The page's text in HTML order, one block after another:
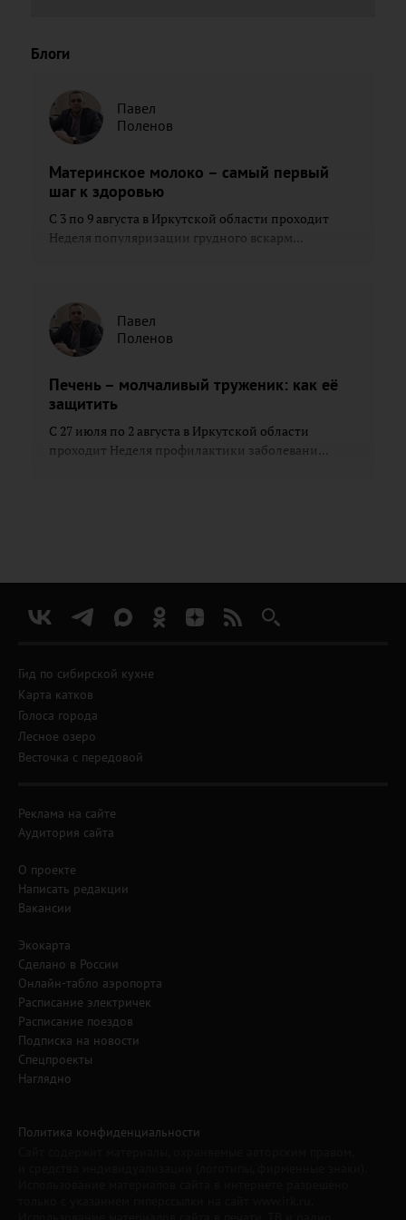
Блоги
Павел
Поленов
Материнское молоко – самый первый
шаг к здоровью
С 3 по 9 августа в Иркутской области проходит
Неделя популяризации грудного вскарм...
Павел
Поленов
Печень – молчаливый труженик: как её
защитить
С 27 июля по 2 августа в Иркутской области
проходит Неделя профилактики заболевани...
Гид по сибирской кухне
Карта катков
Голоса города
Лесное озеро
Весточка с передовой
Реклама на сайте
Аудитория сайта
О проекте
Написать редакции
Вакансии
Экокарта
Сделано в России
Онлайн-табло аэропорта
Расписание электричек
Расписание поездов
Подписка на новости
Спецпроекты
Наглядно
Политика конфиденциальности